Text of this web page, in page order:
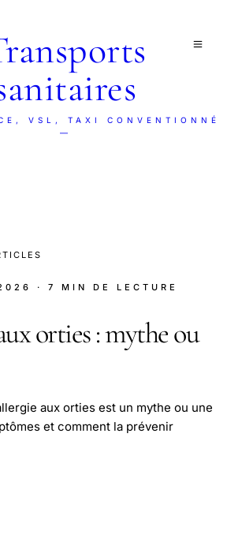
VSL, TAXI CONVENTIONNÉ
—
· 7 MIN DE LECTURE
orties : mythe ou
aux orties est un mythe ou une
et comment la prévenir